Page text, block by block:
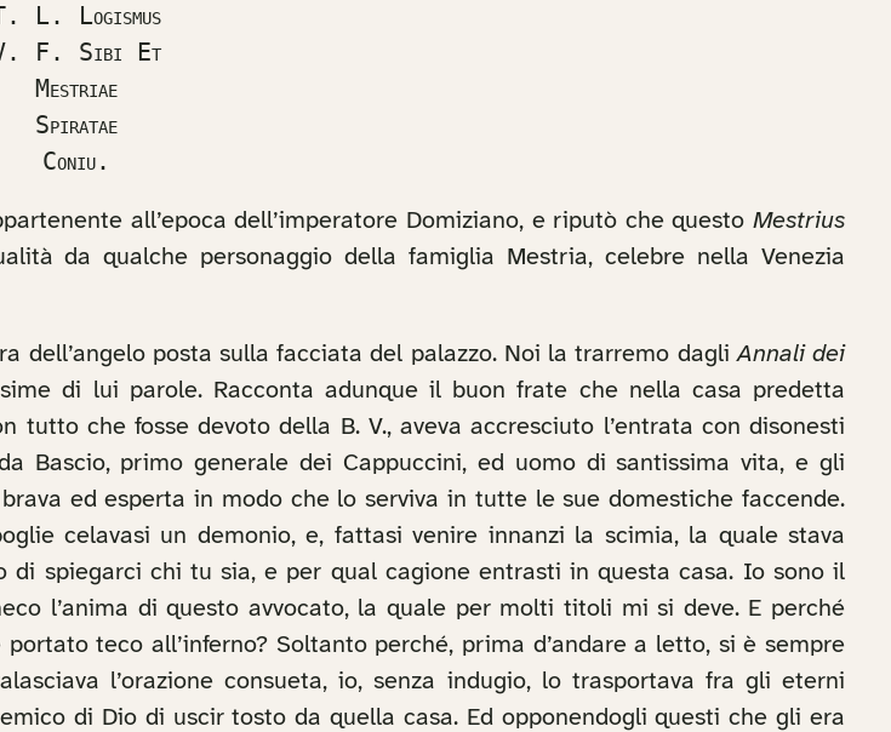
L. Logismus
F. Sibi Et
Mestriae
Spiratae
Coniu.
all’epoca dell’imperatore Domiziano, e riputò che questoMestrius
da qualche personaggio della famiglia Mestria, celebre nella Venezia
dell’angelo posta sulla facciata del palazzo. Noi la trarremo dagliAnnali dei
di lui parole. Racconta adunque il buon frate che nella casa predetta
tutto che fosse devoto della B. V., aveva accresciuto l’entrata con disonesti
Bascio, primo generale dei Cappuccini, ed uomo di santissima vita, e gli
ed esperta in modo che lo serviva in tutte le sue domestiche faccende.
celavasi un demonio, e, fattasi venire innanzi la scimia, la quale stava
spiegarci chi tu sia, e per qual cagione entrasti in questa casa. Io sono il
l’anima di questo avvocato, la quale per molti titoli mi si deve. E perché
teco all’inferno? Soltanto perché, prima d’andare a letto, si è sempre
l’orazione consueta, io, senza indugio, lo trasportava fra gli eterni
di Dio di uscir tosto da quella casa. Ed opponendogli questi che gli era